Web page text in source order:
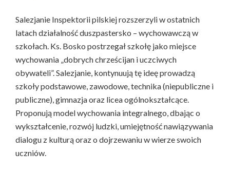
Salezjanie Inspektorii pilskiej rozszerzyli w ostatnich
latach działalność duszpastersko – wychowawczą w
szkołach. Ks. Bosko postrzegał szkołę jako miejsce
wychowania „dobrych chrześcijan i uczciwych
obywateli”. Salezjanie, kontynuują tę ideę prowadzą
szkoły podstawowe, zawodowe, technika (niepubliczne i
publiczne), gimnazja oraz licea ogólnokształcące.
Proponują model wychowania integralnego, dbając o
wykształcenie, rozwój ludzki, umiejętność nawiązywania
dialogu z kulturą oraz o dojrzewaniu w wierze swoich
uczniów.